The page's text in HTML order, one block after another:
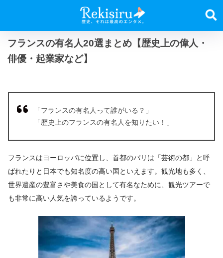
フランスの有名人20選まとめ【歴史上の偉人・
俳優・起業家など】
「フランスの有名人って誰がいる？」
「歴史上のフランスの有名人を知りたい！」
フランスはヨーロッパに位置し、首都のパリは「芸術の都」と呼
ばれたりと日本でも知名度の高い国といえます。観光地も多く、
世界遺産の豊富さや美食の国として有名なために、観光ツアーで
も非常に高い人気を誇っているようです。